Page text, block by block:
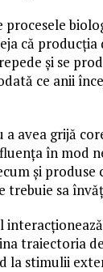
că
și se
ce anii
avea grijă
în mod
și
trebuie sa
traiectoria
la stimulii